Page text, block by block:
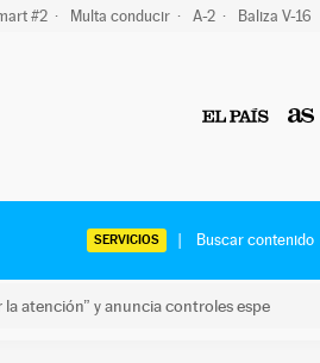
#2 Multa conducir A-2 Baliza V-16
SERVICIOS
atención” y anuncia controles espe